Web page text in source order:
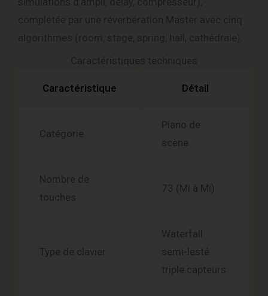
Caractéristique Détail
Catégorie
Piano de
scène
Nombre de
touches
73 (Mi à Mi)
Type de clavier
Waterfall
semi-lesté
triple capteurs